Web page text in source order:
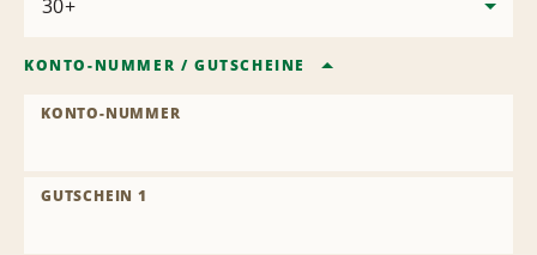
KONTO-NUMMER / GUTSCHEINE
KONTO-NUMMER
GUTSCHEIN 1